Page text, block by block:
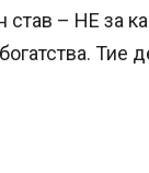
став – НЕ за
Тие